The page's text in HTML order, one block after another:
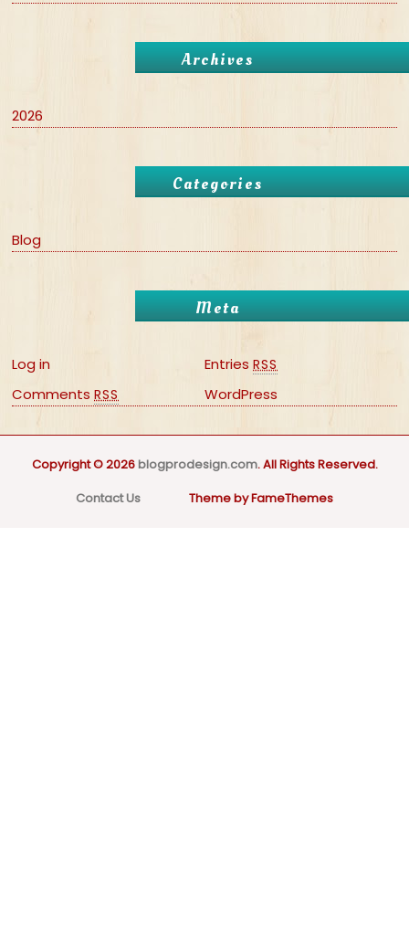
Archives
2026
Categories
Blog
Meta
Log in Entries RSS
CommentsRSS WordPress
Copyright © 2026blogprodesign.com. All Rights Reserved.
Contact Us
Theme by FameThemes